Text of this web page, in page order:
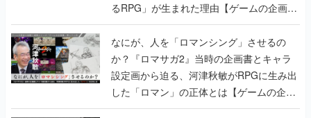
るRPG」が生まれた理由【ゲームの企画
書】
なにが、人を「ロマンシング」させるの
か？『ロマサガ2』当時の企画書とキャラ
設定画から迫る、河津秋敏がRPGに生み出
した「ロマン」の正体とは【ゲームの企画
書】